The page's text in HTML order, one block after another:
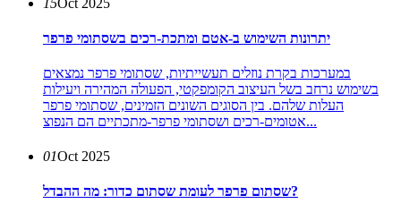
יתרונות השימוש ב-אטם ומתכת-רכים בשסתומי פרפר
במערכות בקרת נוזלים תעשייתיות, שסתומי פרפר נמצאים
בשימוש נרחב בשל העיצוב הקומפקטי, הפעולה המהירה ויעילות
העלות שלהם. בין הסוגים השונים הזמינים, שסתומי פרפר
אטומים-רכים ושסתומי פרפר-מתכתיים הם הנפוצ...
01Oct 2025
שסתום פרפר לעומת שסתום כדור: מה ההבדל?